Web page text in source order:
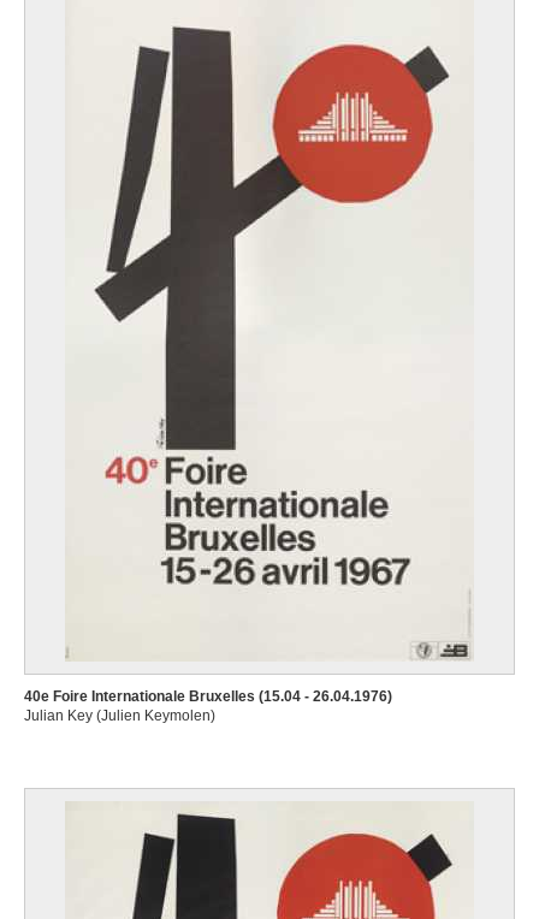
40e Foire Internationale Bruxelles (15.04 - 26.04.1976)
Julian Key (Julien Keymolen)